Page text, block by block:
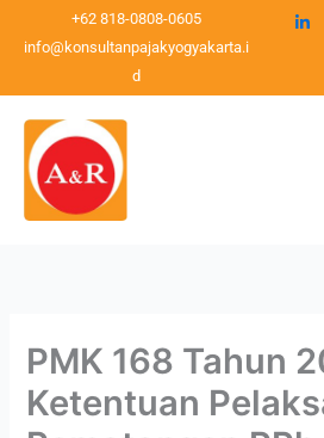
+62 818-0808-0605
info@konsultanpajakyogyakarta.i
d
PMK 168 Tahun
Ketentuan
a
i